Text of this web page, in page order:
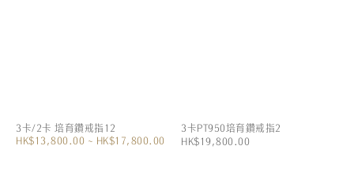
3卡/2卡 培育鑽戒指12
HK$13,800.00 ~ HK$17,800.00
3卡PT950培育鑽戒指2
HK$19,800.00